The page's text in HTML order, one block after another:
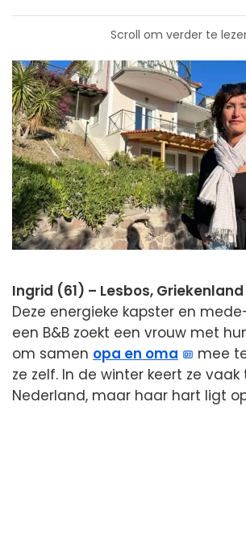
Scroll om verder te
Ingrid (61) – Lesbos, Griekenland
Deze energieke kapster en
een B&B zoekt een vrouw met
om samen opa en oma
mee
ze zelf. In de winter keert ze
Nederland, maar haar hart ligt